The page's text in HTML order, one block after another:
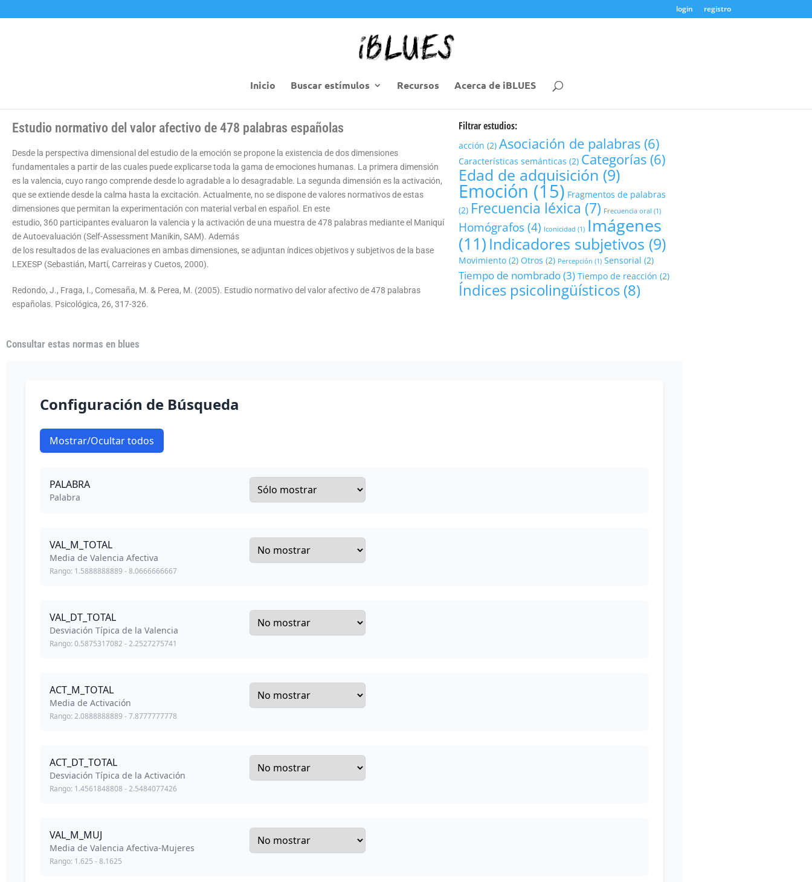
login registro
Inicio Buscar estímulos Recursos Acerca de iBLUES
Estudio normativo del valor afectivo de 478 palabras españolas
Desde la perspectiva dimensional del estudio de la emoción se propone la existencia de dos dimensiones
fundamentales a partir de las cuales puede explicarse toda la gama de emociones humanas. La primera dimensión
es la valencia, cuyo rango comprende desde lo agradable a lo desagradable. La segunda dimensión es la activación,
que se extiende desde la calma hasta la excitación. Actualmente, no se dispone de valores normativos de estas
dimensiones que permitan la experimentación con material verbal en español. En este
estudio, 360 participantes evaluaron la valencia y la activación de una muestra de 478 palabras mediante el Maniquí
de Autoevaluación (Self-Assessment Manikin, SAM). Además
de los resultados de las evaluaciones en ambas dimensiones, se adjuntan índices objetivos y subjetivos de la base
LEXESP (Sebastián, Martí, Carreiras y Cuetos, 2000).
Redondo, J., Fraga, I., Comesaña, M. & Perea, M. (2005). Estudio normativo del valor afectivo de 478 palabras
españolas. Psicológica, 26, 317-326.
Filtrar estudios:
acción (2) Asociación de palabras (6)
Características semánticas (2) Categorías (6)
Edad de adquisición (9)
Emoción (15) Fragmentos de palabras
(2) Frecuencia léxica (7) Frecuencia oral (1)
Homógrafos(4) Iconicidad (1) Imágenes
(11) Indicadores subjetivos (9)
Movimiento (2) Otros (2) Percepción (1) Sensorial (2)
Tiempo de nombrado(3) Tiempo de reacción (2)
Índices psicolingüísticos (8)
Consultar estas normas en blues